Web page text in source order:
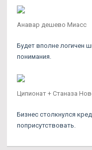
Анавар дешево Миасс
Будет вполне логичен
понимания.
Ципионат + Станаза
Бизнес столкнулся
поприсутствовать.